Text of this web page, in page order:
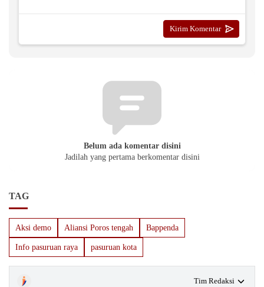
Belum ada komentar disini
Jadilah yang pertama berkomentar disini
TAG
Aksi demo Aliansi Poros tengah Bappenda
Info pasuruan raya pasuruan kota
Tim Redaksi